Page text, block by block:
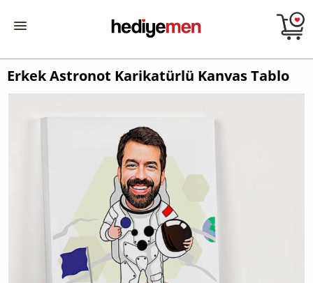
Erkek Astronot Karikatürlü Kanvas Tablo